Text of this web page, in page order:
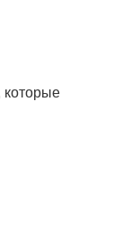
которые